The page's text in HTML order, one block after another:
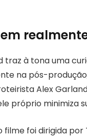
à tona uma
na pós-
Alex
próprio minimiza
foi dirigida por